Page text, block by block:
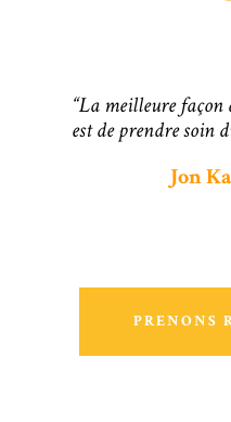
“La meilleure
est de prendre soin
Jon
PRENONS